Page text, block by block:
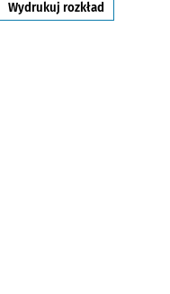
Wydrukuj rozkład
linii nr 137